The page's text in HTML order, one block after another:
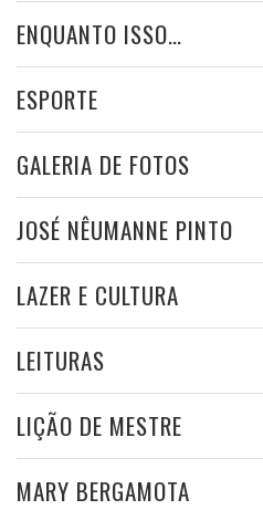
ENQUANTO ISSO…
ESPORTE
GALERIA DE FOTOS
JOSÉ NÊUMANNE PINTO
LAZER E CULTURA
LEITURAS
LIÇÃO DE MESTRE
MARY BERGAMOTA